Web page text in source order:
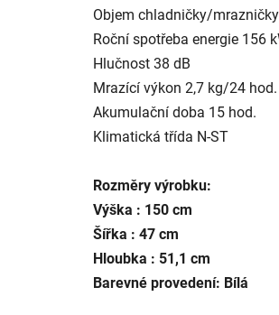
Objem chladničky/
Roční spotřeba energie 156
Hlučnost 38 dB
Mrazící výkon 2,7 kg/24 hod.
Akumulační doba 15 hod.
Klimatická třída N-ST
Rozměry výrobku:
Výška : 150 cm
Šířka : 47 cm
Hloubka : 51,1 cm
Barevné provedení: Bílá